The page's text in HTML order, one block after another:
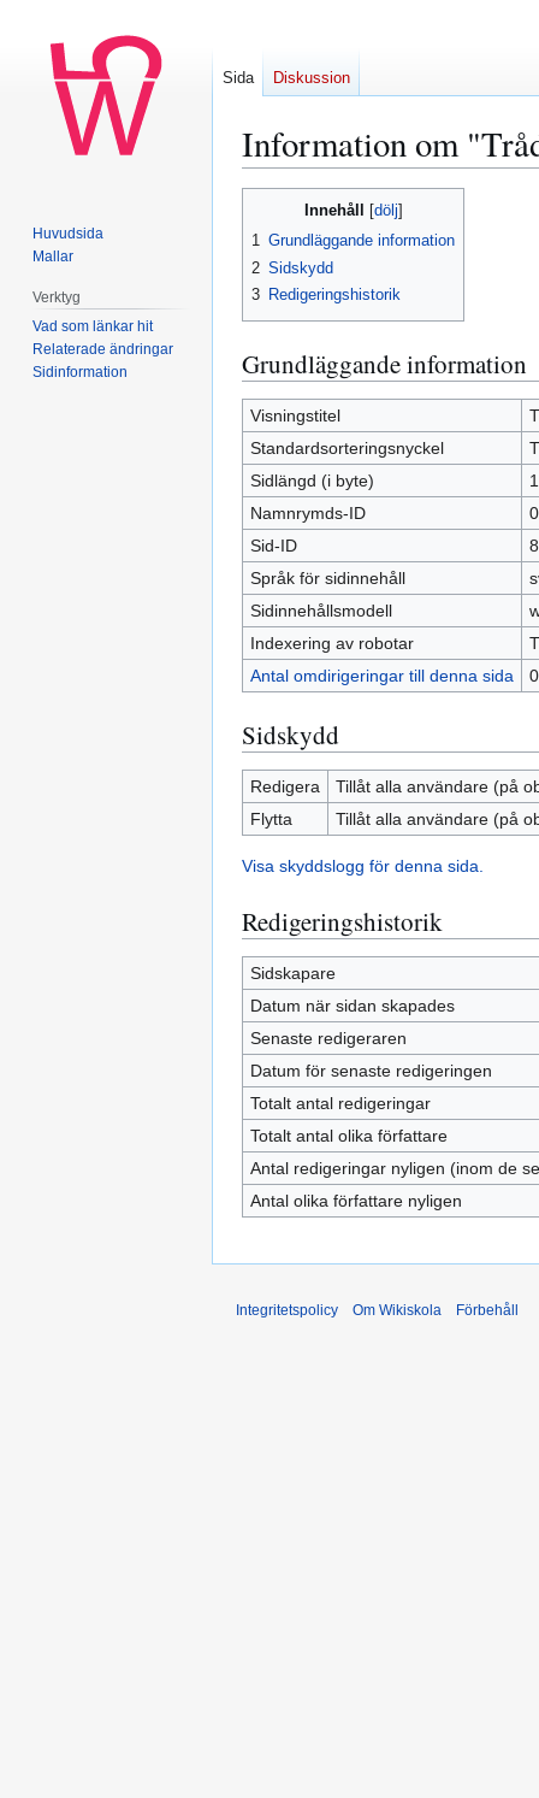
Information om
Innehåll
1 Grundläggande information
2 Sidskydd
3 Redigeringshistorik
Grundläggande information
Visningstitel
Standardsorteringsnyckel
Sidlängd (i byte)
Namnrymds-ID
0
Sid-ID
Språk för sidinnehåll
Sidinnehållsmodell
Indexering av robotar
Antal omdirigeringar till denna sida
0
Sidskydd
Redigera
Tillåt alla användare (på
Flytta
Tillåt alla användare (på
Visa skyddslogg för denna sida.
Redigeringshistorik
Sidskapare
Datum när sidan skapades
Senaste redigeraren
Datum för senaste redigeringen
Totalt antal redigeringar
Totalt antal olika författare
Antal redigeringar nyligen (inom de
Antal olika författare nyligen
Sida Diskussion
Huvudsida
Mallar
Verktyg
Vad som länkar hit
Relaterade ändringar
Sidinformation
Integritetspolicy Om Wikiskola Förbehåll